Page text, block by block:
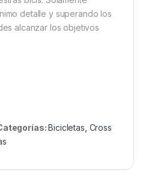
detalle y superando los
alcanzar los objetivos
Bicicletas Cross